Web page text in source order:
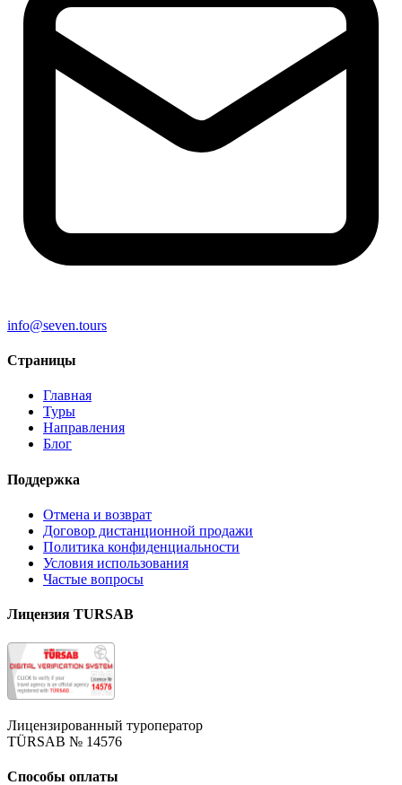
info@seven.tours
Страницы
Главная
Туры
Направления
Блог
Поддержка
Отмена и возврат
Договор дистанционной продажи
Политика конфиденциальности
Условия использования
Частые вопросы
Лицензия TURSAB
Лицензированный туроператор
TÜRSAB № 14576
Способы оплаты